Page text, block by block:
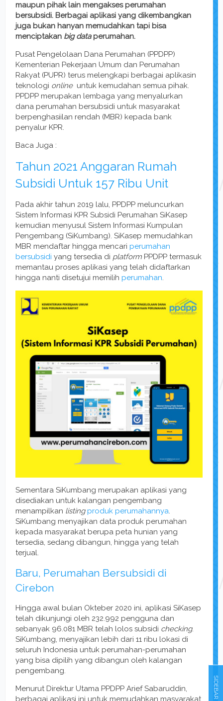
maupun pihak lain mengakses perumahan
bersubsidi. Berbagai aplikasi yang dikembangkan
juga bukan hanyan memudahkan tapi bisa
menciptakan big dataperumahan.
Pusat Pengelolaan Dana Perumahan (PPDPP)
Kementerian Pekerjaan Umum dan Perumahan
Rakyat (PUPR) terus melengkapi berbagai aplikasin
teknologi onlineuntuk kemudahan semua pihak.
PPDPP merupakan lembaga yang menyalurkan
dana perumahan bersubsidi untuk masyarakat
berpenghasiilan rendah (MBR) kepada bank
penyalur KPR.
Baca Juga :
Tahun 2021 Anggaran Rumah
Subsidi Untuk 157 Ribu Unit
Pada akhir tahun 2019 lalu, PPDPP meluncurkan
Sistem Informasi KPR Subsidi Perumahan SiKasep
kemudian menyusul Sistem Informasi Kumpulan
Pengembang (SiKumbang). SiKasep memudahkan
MBR mendaftar hingga mencari perumahan
bersubsidi yang tersedia di platform PPDPP termasuk
memantau proses aplikasi yang telah didaftarkan
hingga nanti disetujui memilih perumahan.
Sementara SiKumbang merupakan aplikasi yang
disediakan untuk kalangan pengembang
menampilkan listing produk perumahannya.
SiKumbang menyajikan data produk perumahan
kepada masyarakat berupa peta hunian yang
tersedia, sedang dibangun, hingga yang telah
terjual.
Baru, Perumahan Bersubsidi di
Cirebon
Hingga awal bulan Okteber 2020 ini, aplikasi SiKasep
telah dikunjungi oleh 232.992 pengguna dan
sebanyak 96.081 MBR telah lolos subsidi checking.
SiKumbang, menyajikan lebih dari 11 ribu lokasi di
seluruh Indonesia untuk perumahan-perumahan
yang bisa dipilih yang dibangun oleh kalangan
pengembang.
Menurut Direktur Utama PPDPP Arief Sabaruddin,
berbagai aplikasi ini untuk memudahkan masyarakat,
SIDEBAR